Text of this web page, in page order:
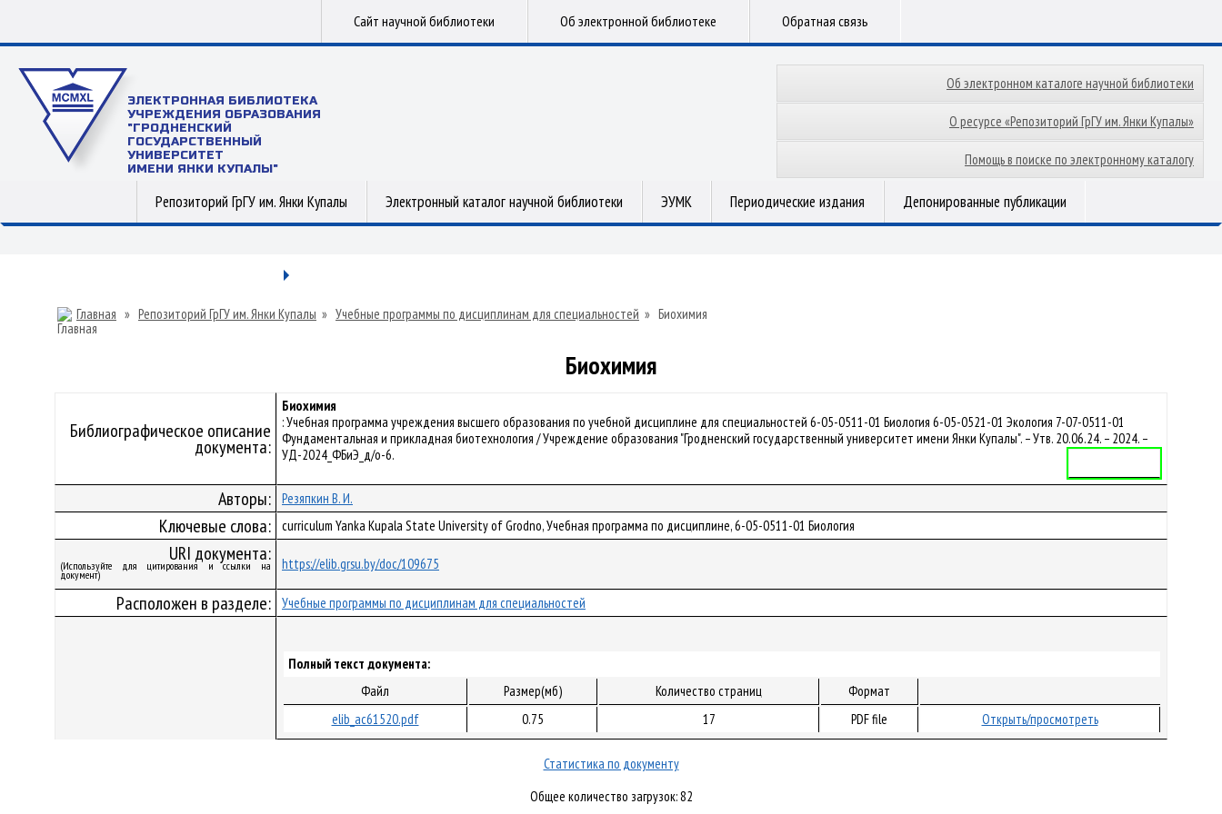
Сайт научной библиотеки Об электронной библиотеке Обратная связь
ЭЛЕКТРОННАЯ БИБЛИОТЕКА
УЧРЕЖДЕНИЯ ОБРАЗОВАНИЯ
"ГРОДНЕНСКИЙ
ГОСУДАРСТВЕННЫЙ
УНИВЕРСИТЕТ
ИМЕНИ ЯНКИ КУПАЛЫ"
Об электронном каталоге научной библиотеки
О ресурсе «Репозиторий ГрГУ им. Янки Купалы»
Помощь в поиске по электронному каталогу
Репозиторий ГрГУ им. Янки Купалы Электронный каталог научной библиотеки ЭУМК Периодические издания Депонированные публикации
Главная » Репозиторий ГрГУ им. Янки Купалы » Учебные программы по дисциплинам для специальностей » Биохимия
Биохимия
Библиографическое описание
документа:
Биохимия
: Учебная программа учреждения высшего образования по учебной дисциплине для специальностей 6-05-0511-01 Биология 6-05-0521-01 Экология 7-07-0511-01
Фундаментальная и прикладная биотехнология / Учреждение образования "Гродненский государственный университет имени Янки Купалы". – Утв. 20.06.24. – 2024. –
УД-2024_ФБиЭ_д/о-6.
Авторы: Резяпкин В. И.
Ключевые слова: curriculum Yanka Kupala State University of Grodno, Учебная программа по дисциплине, 6-05-0511-01 Биология
URI документа:
(Используйте для цитирования и ссылки на
документ)
https://elib.grsu.by/doc/109675
Расположен в разделе: Учебные программы по дисциплинам для специальностей
Полный текст документа:
Файл
Размер(мб) Количество страниц
Формат
elib_ac61520.pdf
0.75 17 PDF file Открыть/просмотреть
Статистика по документу
Общее количество загрузок: 82